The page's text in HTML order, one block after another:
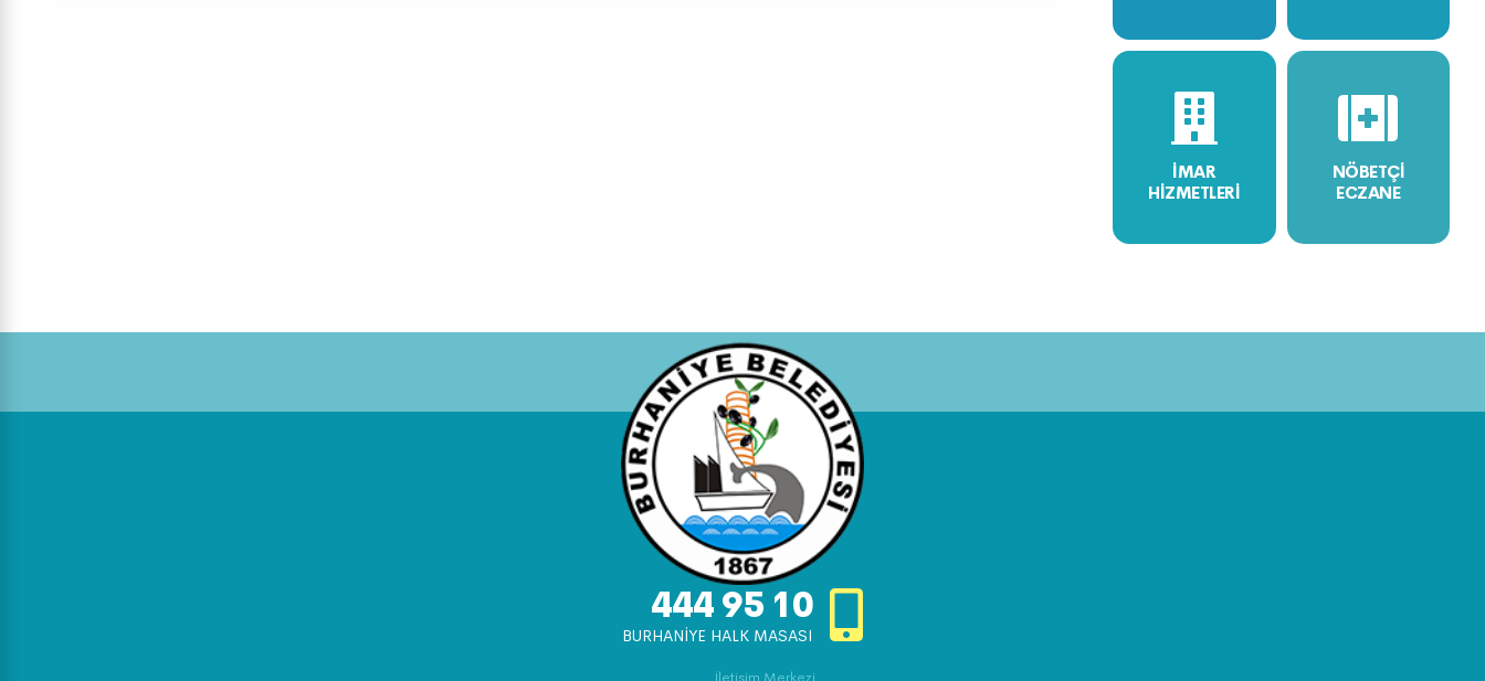
İMAR
HİZMETLERİ
NÖBETÇİ
ECZANE
444 95 10
BURHANİYE HALK MASASI
İletişim Merkezi